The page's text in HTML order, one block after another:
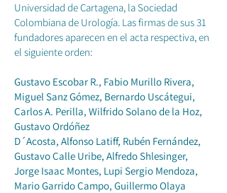
Universidad de Cartagena, la Sociedad
Colombiana de Urología. Las firmas de sus 31
fundadores aparecen en el acta respectiva, en
el siguiente orden:
Gustavo Escobar R., Fabio Murillo Rivera,
Miguel Sanz Gómez, Bernardo Uscátegui,
Carlos A. Perilla, Wilfrido Solano de la Hoz,
Gustavo Ordóñez
D´Acosta, Alfonso Latiff, Rubén Fernández,
Gustavo Calle Uribe, Alfredo Shlesinger,
Jorge Isaac Montes, Lupi Sergio Mendoza,
Mario Garrido Campo, Guillermo Olaya